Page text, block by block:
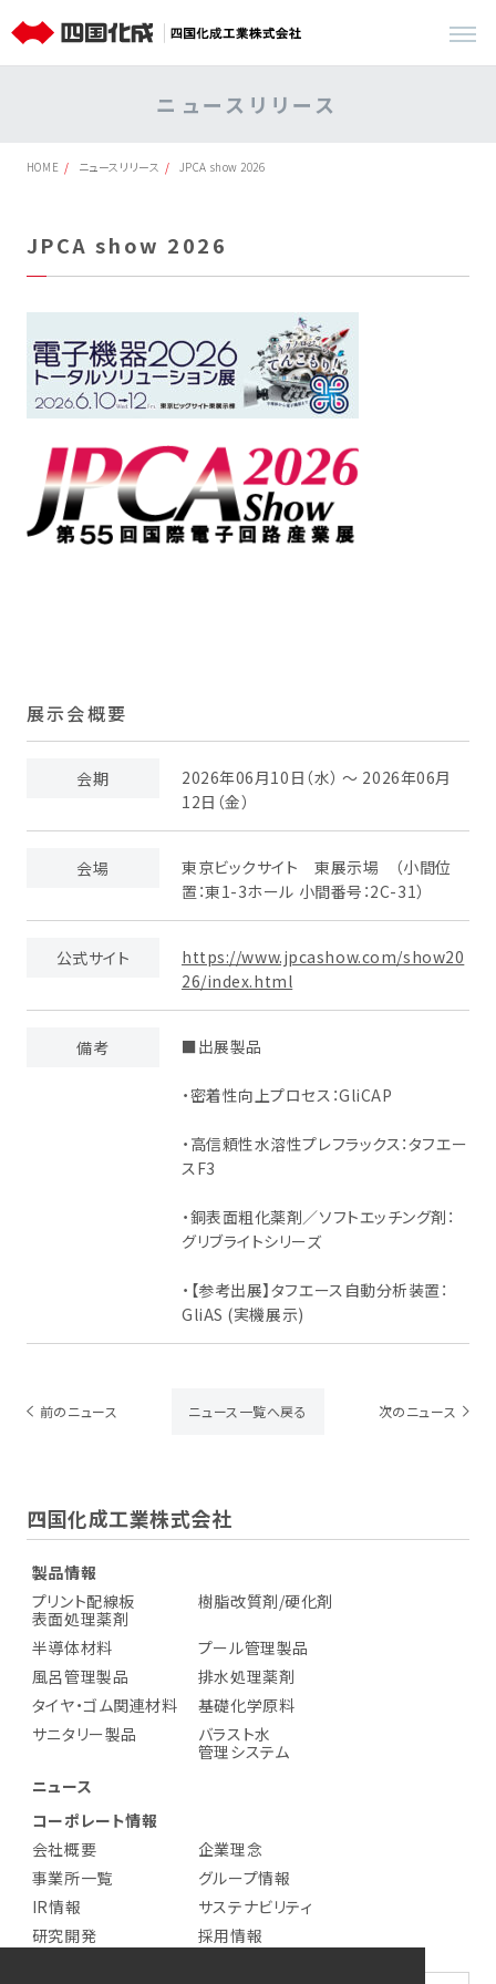
ニュースリリース
HOME ニュースリリース JPCA show 2026
JPCA show 2026
展示会概要
会期
2026年06月10日（水） ～ 2026年06月
12日（金）
会場
東京ビックサイト 東展示場 （小間位
置：東1-3ホール 小間番号：2C-31）
公式サイト
https://www.jpcashow.com/show20
26/index.html
備考 ■出展製品
・密着性向上プロセス：GliCAP
・高信頼性水溶性プレフラックス：タフエー
スF3
・銅表面粗化薬剤／ソフトエッチング剤：
グリブライトシリーズ
・【参考出展】タフエース自動分析装置：
GliAS (実機展示)
ニュース一覧へ戻る
前のニュース 次のニュース
四国化成工業株式会社
製品情報
プリント配線板
表面処理薬剤
樹脂改質剤/硬化剤
半導体材料
プール管理製品
風呂管理製品
排水処理薬剤
タイヤ・ゴム関連材料
基礎化学原料
サニタリー製品
バラスト水
管理システム
ニュース
コーポレート情報
会社概要
企業理念
事業所一覧
グループ情報
IR情報
サステナビリティ
研究開発
採用情報